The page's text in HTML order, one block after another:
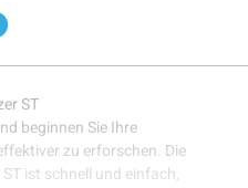
ST
beginnen Sie Ihre
zu erforschen. Die
ist schnell und einfach,